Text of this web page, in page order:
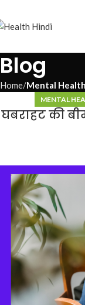
Blog
Home Mental Health
MENTAL
घबराहट की